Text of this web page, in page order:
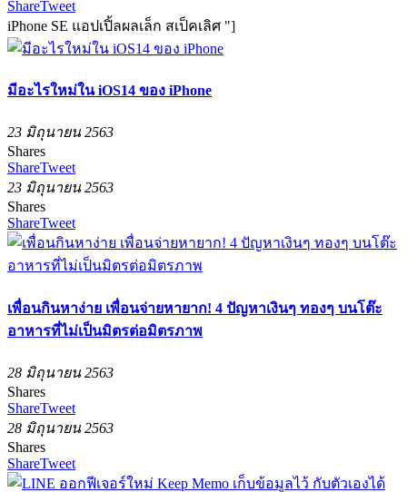
ShareTweet
iPhone SE แอปเปิ้ลผลเล็ก สเป็คเลิศ "]
มีอะไรใหม่ใน iOS14 ของ iPhone
23 มิถุนายน 2563
Shares
ShareTweet
23 มิถุนายน 2563
Shares
ShareTweet
เพื่อนกินหาง่าย เพื่อนจ่ายหายาก! 4 ปัญหาเงินๆ ทองๆ บนโต๊ะ
อาหารที่ไม่เป็นมิตรต่อมิตรภาพ
28 มิถุนายน 2563
Shares
ShareTweet
28 มิถุนายน 2563
Shares
ShareTweet